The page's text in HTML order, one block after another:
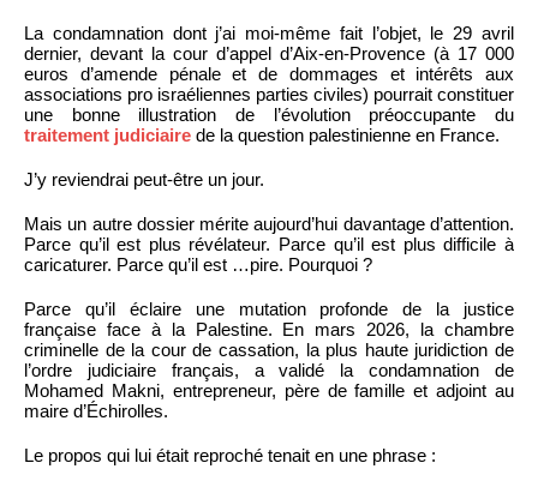
La condamnation dont j’ai moi-même fait l’objet, le 29 avril
dernier, devant la cour d’appel d’Aix-en-Provence (à 17 000
euros d’amende pénale et de dommages et intérêts aux
associations pro israéliennes parties civiles) pourrait constituer
une bonne illustration de l’évolution préoccupante du
traitement judiciaire de la question palestinienne en France.
J’y reviendrai peut-être un jour.
Mais un autre dossier mérite aujourd’hui davantage d’attention.
Parce qu’il est plus révélateur. Parce qu’il est plus difficile à
caricaturer. Parce qu’il est …pire. Pourquoi ?
Parce qu’il éclaire une mutation profonde de la justice
française face à la Palestine. En mars 2026, la chambre
criminelle de la cour de cassation, la plus haute juridiction de
l’ordre judiciaire français, a validé la condamnation de
Mohamed Makni, entrepreneur, père de famille et adjoint au
maire d’Échirolles.
Le propos qui lui était reproché tenait en une phrase :